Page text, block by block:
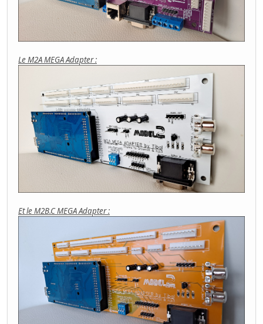
Le M2A MEGA Adapter :
Et le M2B.C MEGA Adapter :